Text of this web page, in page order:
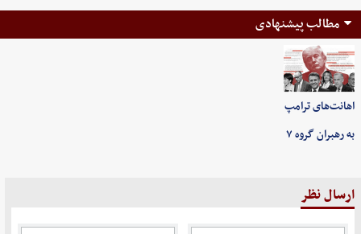
مطالب پیشنهادی
اهانت‌های ترامپ
به رهبران گروه ۷
ارسال نظر